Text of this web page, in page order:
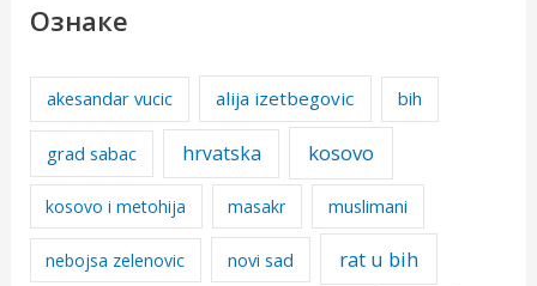
Ознаке
akesandar vucic alija izetbegovic bih
grad sabac hrvatska kosovo
kosovo i metohija masakr muslimani
nebojsa zelenovic novi sad rat u bih